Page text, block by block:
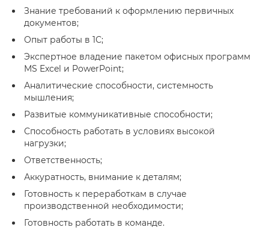
Знание требований к оформлению первичных
документов;
Опыт работы в 1С;
Экспертное владение пакетом офисных программ
MS Excel и PowerPoint;
Аналитические способности, системность
мышления;
Развитые коммуникативные способности;
Способность работать в условиях высокой
нагрузки;
Ответственность;
Аккуратность, внимание к деталям;
Готовность к переработкам в случае
производственной необходимости;
Готовность работать в команде.